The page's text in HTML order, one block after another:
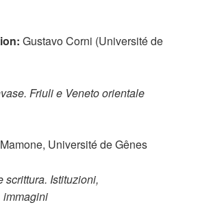
Gustavo Corni (Université de
Friuli e Veneto orientale
Université de Gênes
scrittura. Istituzioni,
immagini